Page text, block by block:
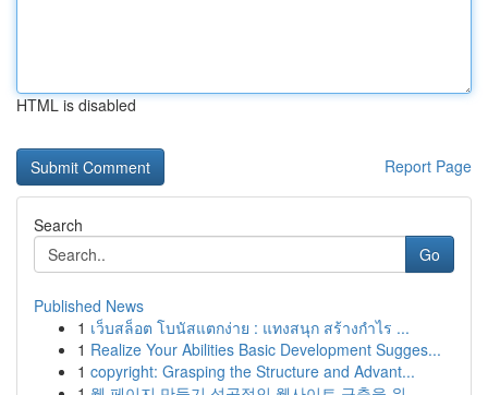
HTML is disabled
Report Page
Search
Go
Published News
1 เว็บสล็อต โบนัสแตกง่าย : แทงสนุก สร้างกำไร ...
1 Realize Your Abilities Basic Development Sugges...
1 copyright: Grasping the Structure and Advant...